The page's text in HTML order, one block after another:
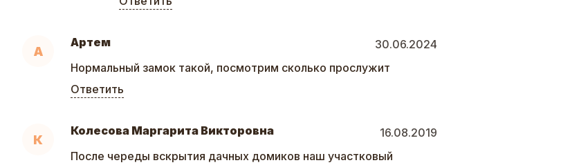
А
Артем
30.06.2024
Нормальный замок такой, посмотрим сколько прослужит
Ответить
К
Колесова Маргарита Викторовна
16.08.2019
После череды вскрытия дачных домиков наш участковый